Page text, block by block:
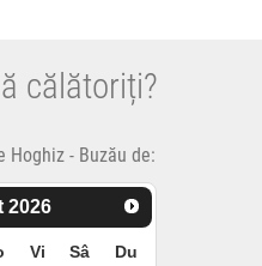
călătoriți?
Hoghiz - Buzău de:
2026
Vi Sâ Du